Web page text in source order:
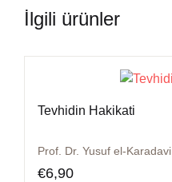
İlgili ürünler
Tevhidin Hakikati
Prof. Dr. Yusuf el-Karadavi
€6,90